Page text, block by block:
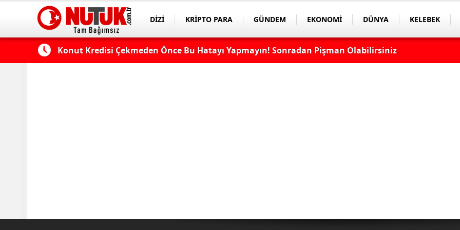
DİZİ KRİPTO PARA GÜNDEM EKONOMİ DÜNYA KELEBEK
Edilmeli? Konut Kredisi Çekmeden Önce Bu Hatayı Yapmayın! Sonradan Pişman Olabilirsiniz